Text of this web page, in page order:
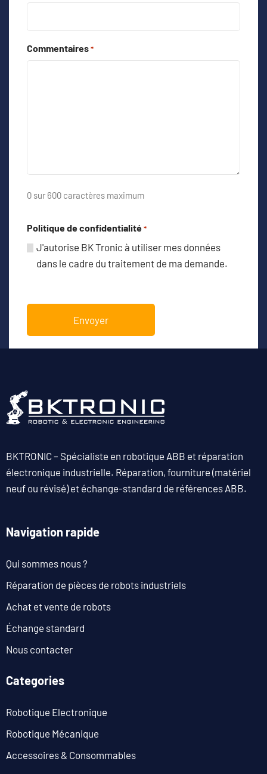
Commentaires *
0 sur 600 caractères maximum
Politique de confidentialité *
J'autorise BK Tronic à utiliser mes données
dans le cadre du traitement de ma demande.
BKTRONIC – Spécialiste en robotique ABB et réparation
électronique industrielle. Réparation, fourniture (matériel
neuf ou révisé) et échange-standard de références ABB.
Navigation rapide
Qui sommes nous ?
Réparation de pièces de robots industriels
Achat et vente de robots
Échange standard
Nous contacter
Categories
Robotique Electronique
Robotique Mécanique
Accessoires & Consommables